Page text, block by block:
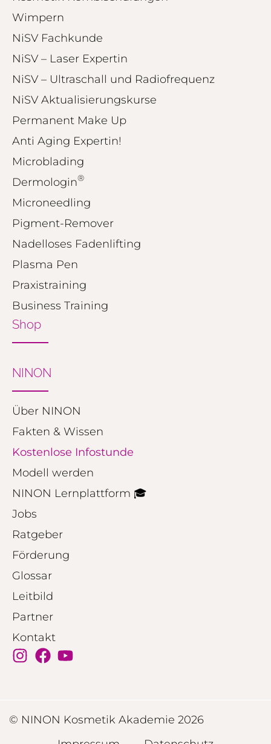
Wimpern
NiSV Fachkunde
NiSV – Laser Expertin
NiSV – Ultraschall und Radiofrequenz
NiSV Aktualisierungskurse
Permanent Make Up
Anti Aging Expertin!
Microblading
Dermologin®
Microneedling
Pigment-Remover
Nadelloses Fadenlifting
Plasma Pen
Praxistraining
Business Training
Shop
NINON
Über NINON
Fakten & Wissen
Kostenlose Infostunde
Modell werden
NINON Lernplattform 🎓
Jobs
Ratgeber
Förderung
Glossar
Leitbild
Partner
Kontakt
© NINON Kosmetik Akademie 2026